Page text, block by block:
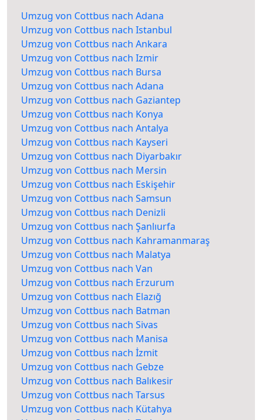
Umzug von Cottbus nach Adana
Umzug von Cottbus nach Istanbul
Umzug von Cottbus nach Ankara
Umzug von Cottbus nach Izmir
Umzug von Cottbus nach Bursa
Umzug von Cottbus nach Adana
Umzug von Cottbus nach Gaziantep
Umzug von Cottbus nach Konya
Umzug von Cottbus nach Antalya
Umzug von Cottbus nach Kayseri
Umzug von Cottbus nach Diyarbakır
Umzug von Cottbus nach Mersin
Umzug von Cottbus nach Eskişehir
Umzug von Cottbus nach Samsun
Umzug von Cottbus nach Denizli
Umzug von Cottbus nach Şanlıurfa
Umzug von Cottbus nach Kahramanmaraş
Umzug von Cottbus nach Malatya
Umzug von Cottbus nach Van
Umzug von Cottbus nach Erzurum
Umzug von Cottbus nach Elazığ
Umzug von Cottbus nach Batman
Umzug von Cottbus nach Sivas
Umzug von Cottbus nach Manisa
Umzug von Cottbus nach İzmit
Umzug von Cottbus nach Gebze
Umzug von Cottbus nach Balıkesir
Umzug von Cottbus nach Tarsus
Umzug von Cottbus nach Kütahya